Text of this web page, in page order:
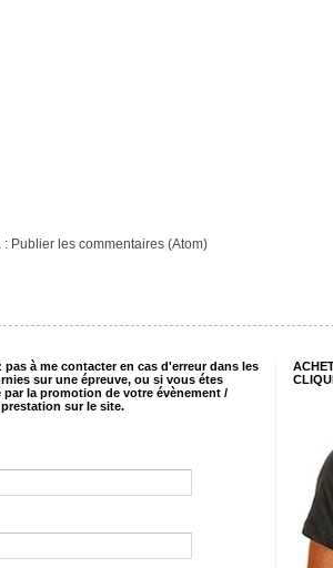
: Publier les commentaires (Atom)
pas à me contacter en cas d'erreur dans les
sur une épreuve, ou si vous étes
par la promotion de votre évènement /
sur le site.